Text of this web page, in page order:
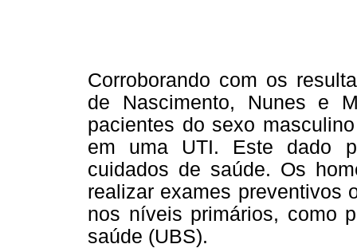
Corroborando com os
de Nascimento, Nunes e
pacientes do sexo
em uma UTI. Este dado
cuidados de saúde. Os
realizar exames preventivos
nos níveis primários, como
saúde (UBS).